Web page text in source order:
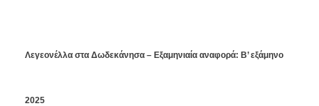
Λεγεονέλλα στα Δωδεκάνησα – Εξαμηνιαία αναφορά: Β’ εξάμηνο
2025